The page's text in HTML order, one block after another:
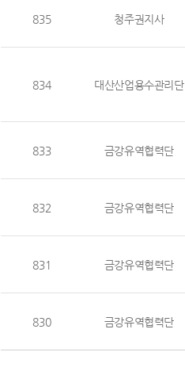
835 청주권지사
834 대산산업용수관리단
833 금강유역협력단
832 금강유역협력단
831 금강유역협력단
830 금강유역협력단